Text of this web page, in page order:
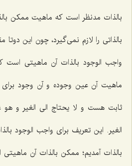
بالذات مدنظر است که ماهیت ممکن
بالذاتى را لازم نمى‌گیرد، چون این
واجب الوجود بالذات آن ماهیتى
ماهیت آن عین وجوده و آن وجود
ثابت هست و لا یحتاج الى الغیر و
الغیر. این تعریف براى واجب الوجود
بالذات آمدیم؛ ممکن بالذات آن